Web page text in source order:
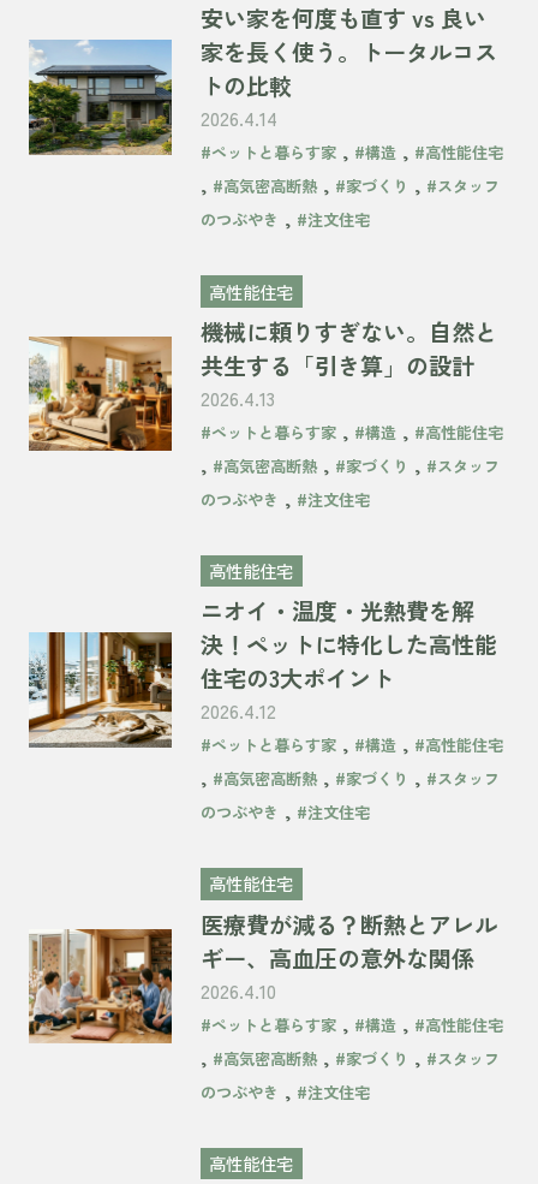
安い家を何度も直す vs 良い
家を長く使う。トータルコス
トの比較
2026.4.14
#ペットと暮らす家 , #構造 , #高性能住宅
, #高気密高断熱, #家づくり , #スタッフ
のつぶやき , #注文住宅
高性能住宅
機械に頼りすぎない。自然と
共生する「引き算」の設計
2026.4.13
#ペットと暮らす家 , #構造 , #高性能住宅
, #高気密高断熱, #家づくり , #スタッフ
のつぶやき , #注文住宅
高性能住宅
ニオイ・温度・光熱費を解
決！ペットに特化した高性能
住宅の3大ポイント
2026.4.12
#ペットと暮らす家 , #構造 , #高性能住宅
, #高気密高断熱, #家づくり , #スタッフ
のつぶやき , #注文住宅
高性能住宅
医療費が減る？断熱とアレル
ギー、高血圧の意外な関係
2026.4.10
#ペットと暮らす家 , #構造 , #高性能住宅
, #高気密高断熱, #家づくり , #スタッフ
のつぶやき , #注文住宅
高性能住宅